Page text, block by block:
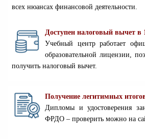
всех нюансах финансовой деятельности.
Доступен налоговый вычет в
Учебный центр работает
образовательной лицензии,
получить налоговый вычет.
Получение легитимных
Дипломы и удостоверения
ФРДО – проверить можно на